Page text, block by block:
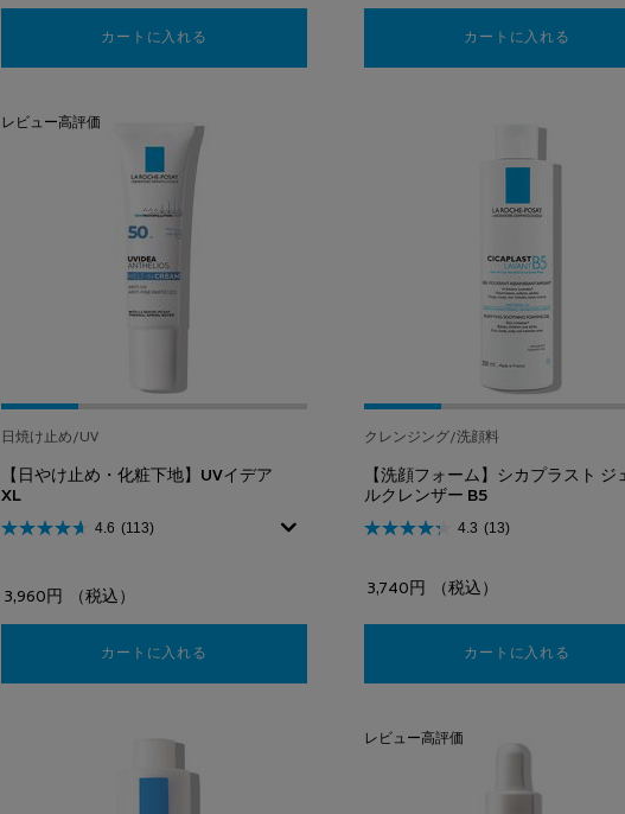
カートに入れる 【洗顔フォーム】トレリアン フォーミングクレンザー
カートに入れる 【日
レビュー高評価
日焼け止め/UV
【日やけ止め・化粧下地】UVイデア
XL
4.6 (113)
3,960円 （税込）
カートに入れる 【日やけ止め・化粧下地】UVイデア XL
クレンジング/洗顔料
【洗顔フォーム】シカプラスト ジ
ルクレンザー B5
4.3 (13)
3,740円 （税込）
カートに入れる 【洗顔
レビュー高評価